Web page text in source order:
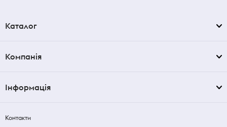
Каталог
Компанія
Інформація
Контакти